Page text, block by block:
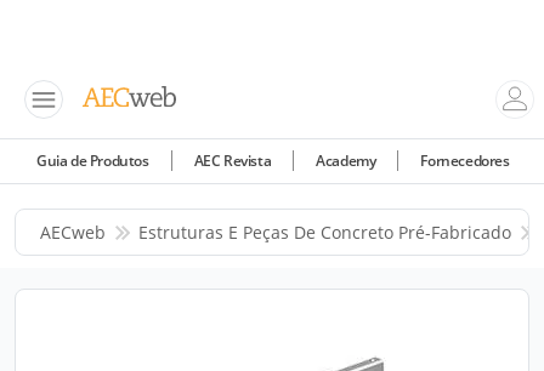
Guia de Produtos AEC Revista Academy Fornecedores
AECweb Estruturas E Peças De Concreto Pré-Fabricado